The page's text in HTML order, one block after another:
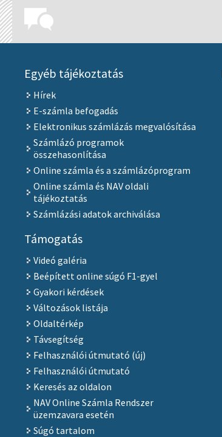
Egyéb tájékoztatás
Hírek
E-számla befogadás
Elektronikus számlázás megvalósítása
Számlázó programok
összehasonlítása
Online számla és a számlázóprogram
Online számla és NAV oldali
tájékoztatás
Számlázási adatok archiválása
Támogatás
Videó galéria
Beépített online súgó F1-gyel
Gyakori kérdések
Változások listája
Oldaltérkép
Távsegítség
Felhasználói útmutató (új)
Felhasználói útmutató
Keresés az oldalon
NAV Online Számla Rendszer
üzemzavara esetén
Súgó tartalom